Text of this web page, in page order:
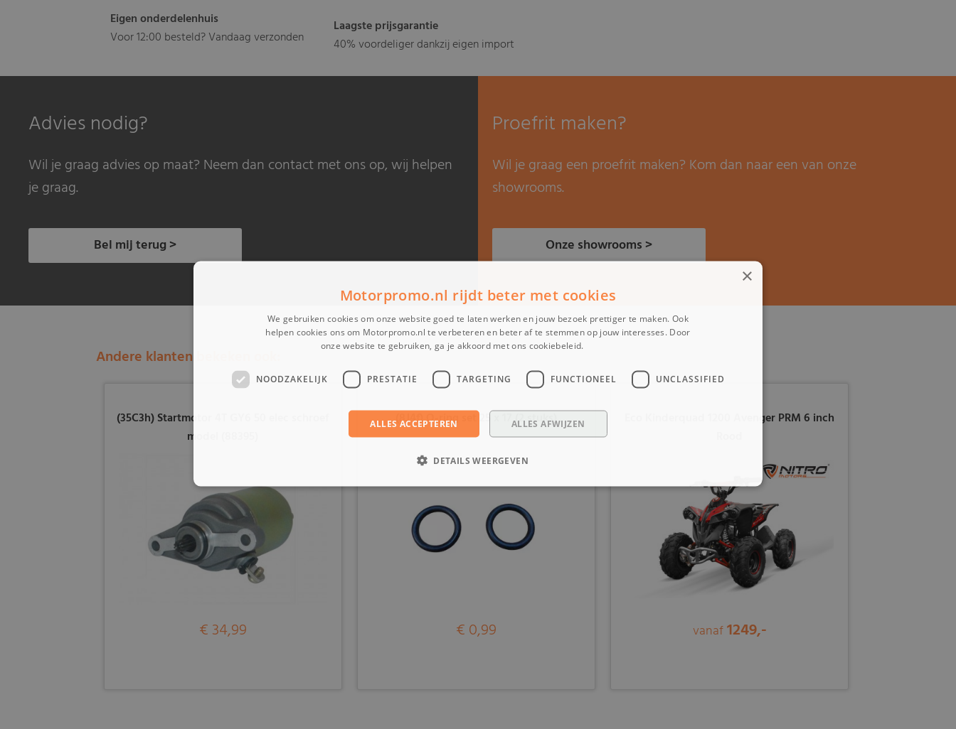
Eigen onderdelenhuis
Voor 12:00 besteld? Vandaag verzonden
Laagste prijsgarantie
40% voordeliger dankzij eigen import
Advies nodig?
Wil je graag advies op maat? Neem dan contact met ons op, wij helpen
je graag.
Bel mij terug >
Proefrit maken?
Wil je graag een proefrit maken? Kom dan naar een van onze
showrooms.
Onze showrooms >
Andere klanten bekeken ook:
(35C3h) Startmotor 4T GY6 50 elec schroef
model (88395)
€ 34,99
(8J4f) O-ring set 25 x 17 (2 stuks)
€ 0,99
Eco Kinderquad 1200 Avenger PRM 6 inch
vanaf1249,-
×
Motorpromo.nl rijdt beter met cookies
We gebruiken cookies om onze website goed te laten werken en jouw bezoek prettiger te maken. Ook
helpen cookies ons om Motorpromo.nl te verbeteren en beter af te stemmen op jouw interesses. Door
onze website te gebruiken, ga je akkoord met ons cookiebeleid.
NOODZAKELIJK PRESTATIE TARGETING FUNCTIONEEL UNCLASSIFIED
ALLES ACCEPTEREN ALLES AFWIJZEN
DETAILS WEERGEVEN